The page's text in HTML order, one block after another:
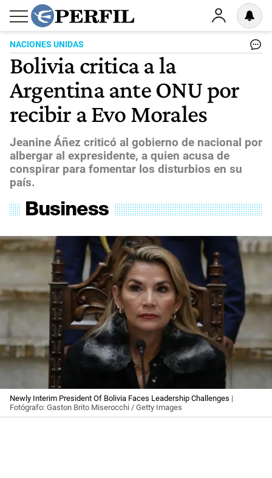
NACIONES UNIDAS
Bolivia critica a la
Argentina ante ONU por
recibir a Evo Morales
Jeanine Áñez criticó al gobierno de nacional por
albergar al expresidente, a quien acusa de
conspirar para fomentar los disturbios en su
país.
Newly Interim President Of Bolivia Faces Leadership Challenges |
Fotógrafo: Gaston Brito Miserocchi / Getty Images